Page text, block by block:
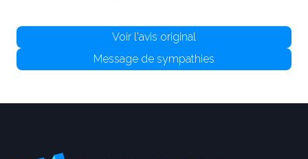
Voir l'avis original
Message de sympathies